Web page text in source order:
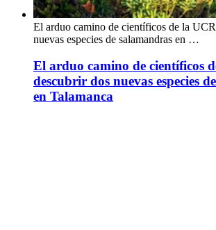
El arduo camino de científicos de la
nuevas especies de salamandras en …
El arduo camino de científicos
descubrir dos nuevas especies
en Talamanca